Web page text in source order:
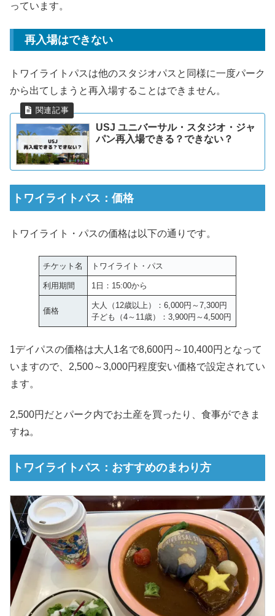
っています。
再入場はできない
トワイライトパスは他のスタジオパスと同様に一度パーク
から出てしまうと再入場することはできません。
USJ ユニバーサル・スタジオ・ジャ
パン再入場できる？できない？
トワイライトパス：価格
トワイライト・パスの価格は以下の通りです。
チケット名 トワイライト・パス
利用期間 1日：15:00から
価格
大人（12歳以上）：6,000円～7,300円
子ども（4～11歳）：3,900円～4,500円
1デイパスの価格は大人1名で8,600円～10,400円となって
いますので、2,500～3,000円程度安い価格で設定されてい
ます。
2,500円だとパーク内でお土産を買ったり、食事ができま
すね。
トワイライトパス：おすすめのまわり方